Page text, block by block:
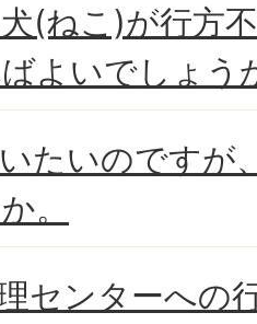
(ねこ)が行方
よいでしょう
たいのですが
。
センターへの